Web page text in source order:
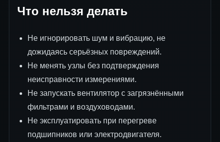
Что нельзя делать
Не игнорировать шум и вибрацию, не
дожидаясь серьёзных повреждений.
Не менять узлы без подтверждения
неисправности измерениями.
Не запускать вентилятор с загрязнёнными
фильтрами и воздуховодами.
Не эксплуатировать при перегреве
подшипников или электродвигателя.